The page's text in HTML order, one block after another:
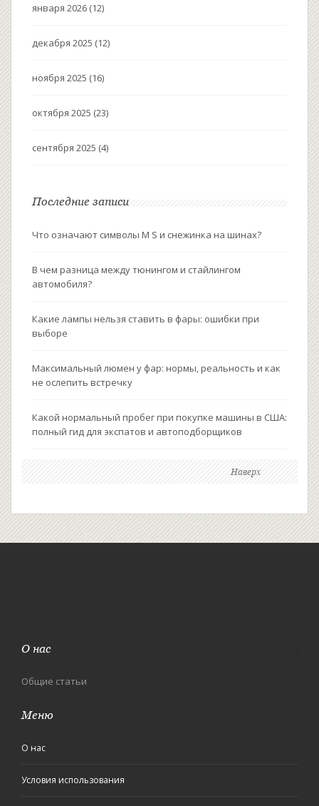
января 2026 (12)
декабря 2025 (12)
ноября 2025 (16)
октября 2025 (23)
сентября 2025 (4)
Последние записи
Что означают символы M S и снежинка на шинах?
В чем разница между тюнингом и стайлингом
автомобиля?
Какие лампы нельзя ставить в фары: ошибки при
выборе
Максимальный люмен у фар: нормы, реальность и как
не ослепить встречку
Какой нормальный пробег при покупке машины в США:
полный гид для экспатов и автоподборщиков
Наверх
О нас
Общие статьи
Меню
О нас
Условия использования